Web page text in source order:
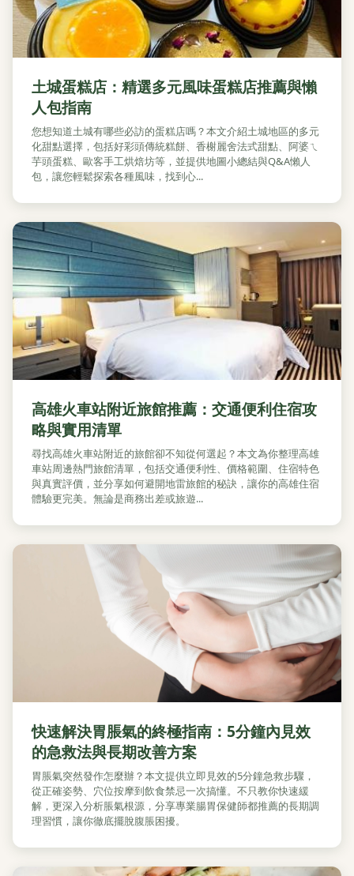
土城蛋糕店：精選多元風味蛋糕店推薦與懶
人包指南
您想知道土城有哪些必訪的蛋糕店嗎？本文介紹土城地區的多元
化甜點選擇，包括好彩頭傳統糕餅、香榭麗舍法式甜點、阿婆ㄟ
芋頭蛋糕、歐客手工烘焙坊等，並提供地圖小總結與Q&A懶人
包，讓您輕鬆探索各種風味，找到心...
高雄火車站附近旅館推薦：交通便利住宿攻
略與實用清單
尋找高雄火車站附近的旅館卻不知從何選起？本文為你整理高雄
車站周邊熱門旅館清單，包括交通便利性、價格範圍、住宿特色
與真實評價，並分享如何避開地雷旅館的秘訣，讓你的高雄住宿
體驗更完美。無論是商務出差或旅遊...
快速解決胃脹氣的終極指南：5分鐘內見效
的急救法與長期改善方案
胃脹氣突然發作怎麼辦？本文提供立即見效的5分鐘急救步驟，
從正確姿勢、穴位按摩到飲食禁忌一次搞懂。不只教你快速緩
解，更深入分析脹氣根源，分享專業腸胃保健師都推薦的長期調
理習慣，讓你徹底擺脫腹脹困擾。